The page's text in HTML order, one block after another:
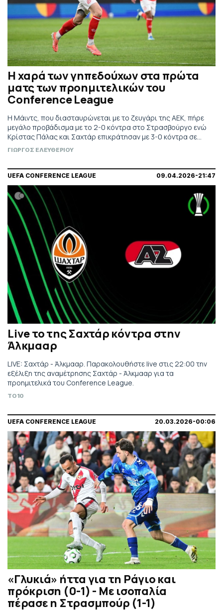
Η χαρά των γηπεδούχων στα πρώτα
ματς των προημιτελικών του
Conference League
Η Μάιντς, που διασταυρώνεται με το ζευγάρι της ΑΕΚ, πήρε
μεγάλο προβάδισμα με το 2-0 κόντρα στο Στρασβούργο ενώ
Κρίστας Πάλας και Σαχτάρ επικράτησαν με 3-0 κόντρα σε
Φιορεντίνα και Άλκμααρ αντίστοιχα.
ΓΙΩΡΓΟΣ ΕΛΕΥΘΕΡΙΟΥ
UEFA CONFERENCE LEAGUE 09.04.2026-21:47
Live το της Σαχτάρ κόντρα στην
Άλκμααρ
LIVE: Σαχτάρ - Άλκμααρ. Παρακολουθήστε live στις 22:00 την
εξέλιξη της αναμέτρησης Σαχτάρ - Άλκμααρ για τα
προημιτελικά του Conference League.
TO10
UEFA CONFERENCE LEAGUE 20.03.2026-00:06
«Γλυκιά» ήττα για τη Ράγιο και
πρόκριση (0-1) - Με ισοπαλία
πέρασε η Στρασμπούρ (1-1)